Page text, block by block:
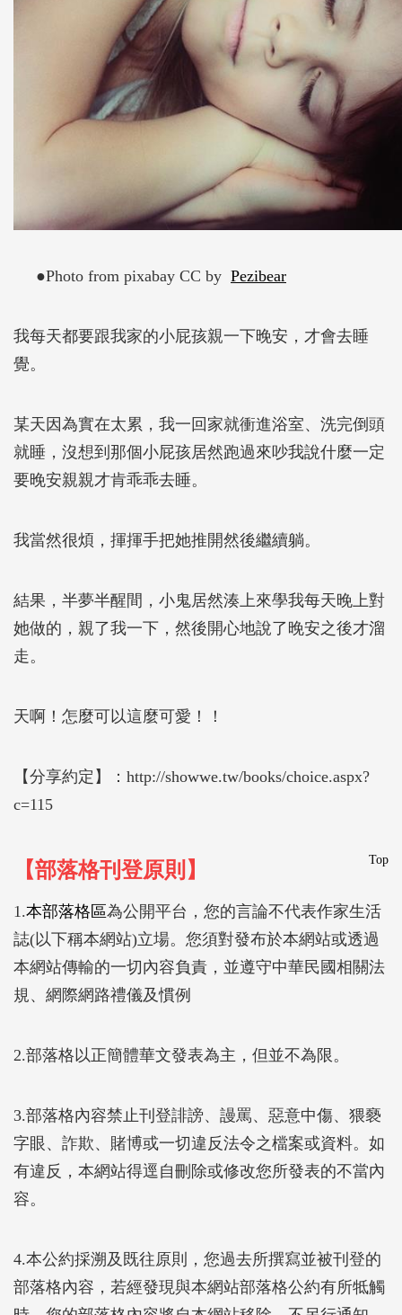
●Photo from pixabay CC by Pezibear
我每天都要跟我家的小屁孩親一下晚安，才會去睡
覺。
某天因為實在太累，我一回家就衝進浴室、洗完倒頭
就睡，沒想到那個小屁孩居然跑過來吵我說什麼一定
要晚安親親才肯乖乖去睡。
我當然很煩，揮揮手把她推開然後繼續躺。
結果，半夢半醒間，小鬼居然湊上來學我每天晚上對
她做的，親了我一下，然後開心地說了晚安之後才溜
走。
天啊！怎麼可以這麼可愛！！
【分享約定】：http://showwe.tw/books/choice.aspx?
c=115
Top
【部落格刊登原則】
1.本部落格區為公開平台，您的言論不代表作家生活
誌(以下稱本網站)立場。您須對發布於本網站或透過
本網站傳輸的一切內容負責，並遵守中華民國相關法
規、網際網路禮儀及慣例
2.部落格以正簡體華文發表為主，但並不為限。
3.部落格內容禁止刊登誹謗、謾罵、惡意中傷、猥褻
字眼、詐欺、賭博或一切違反法令之檔案或資料。如
有違反，本網站得逕自刪除或修改您所發表的不當內
容。
4.本公約採溯及既往原則，您過去所撰寫並被刊登的
部落格內容，若經發現與本網站部落格公約有所牴觸